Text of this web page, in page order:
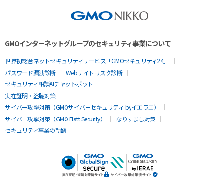
GMOインターネットグループのセキュリティ事業について
世界初総合ネットセキュリティサービス「GMOセキュリティ24」
パスワード漏洩診断
Webサイトリスク診断
セキュリティ相談AIチャットボット
実在証明・盗聴対策
サイバー攻撃対策（GMOサイバーセキュリティ byイエラエ）
サイバー攻撃対策（GMO Flatt Security）
なりすまし対策
セキュリティ事業の軌跡